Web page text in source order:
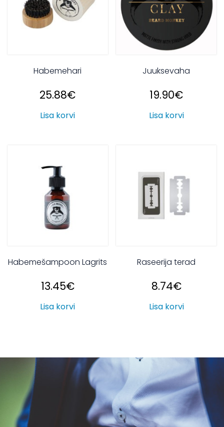
Habemehari
25.88€
Lisa korvi
Juuksevaha
19.90€
Lisa korvi
Habemešampoon Lagrits
13.45€
Lisa korvi
Raseerija terad
8.74€
Lisa korvi